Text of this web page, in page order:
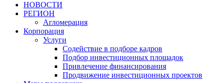
НОВОСТИ
РЕГИОН
Агломерация
Корпорация
Услуги
Cодействие в подборе кадров
Подбор инвестиционных площадок
Привлечение финансирования
Продвижение инвестиционных проектов